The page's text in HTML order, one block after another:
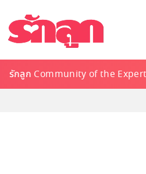
รักลูก Community of the